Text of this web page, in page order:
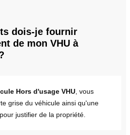
dois-je fournir
de mon VHU à
Hors d'usage VHU , vous
grise du véhicule ainsi qu'une
justifier de la propriété.